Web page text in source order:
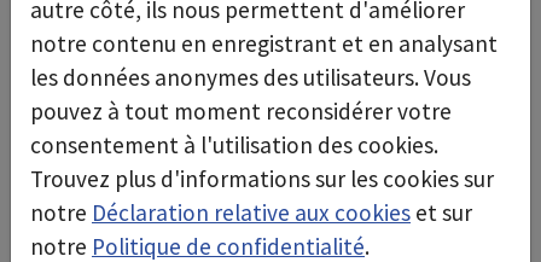
disponible en France. N'hésitez pas à
nous contacter pour connaître les
alternatives.
vers la page d'accueil
autre côté, ils nous permettent d'améliorer
notre contenu en enregistrant et en analysant
les données anonymes des utilisateurs. Vous
pouvez à tout moment reconsidérer votre
consentement à l'utilisation des cookies.
Trouvez plus d'informations sur les cookies sur
notre Déclaration relative aux cookies et sur
notre Politique de confidentialité.